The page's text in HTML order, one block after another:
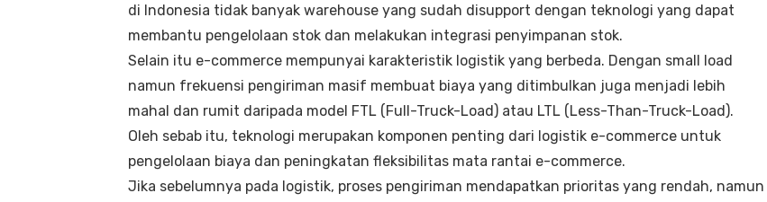
di Indonesia tidak banyak warehouse yang sudah disupport dengan teknologi yang dapat
membantu pengelolaan stok dan melakukan integrasi penyimpanan stok.
Selain itu e-commerce mempunyai karakteristik logistik yang berbeda. Dengan small load
namun frekuensi pengiriman masif membuat biaya yang ditimbulkan juga menjadi lebih
mahal dan rumit daripada model FTL (Full-Truck-Load) atau LTL (Less-Than-Truck-Load).
Oleh sebab itu, teknologi merupakan komponen penting dari logistik e-commerce untuk
pengelolaan biaya dan peningkatan fleksibilitas mata rantai e-commerce.
Jika sebelumnya pada logistik, proses pengiriman mendapatkan prioritas yang rendah, namun